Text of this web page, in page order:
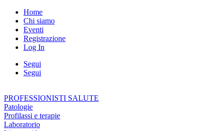
Home
Chi siamo
Eventi
Registrazione
Log In
Segui
Segui
PROFESSIONISTI SALUTE
Patologie
Profilassi e terapie
Laboratorio